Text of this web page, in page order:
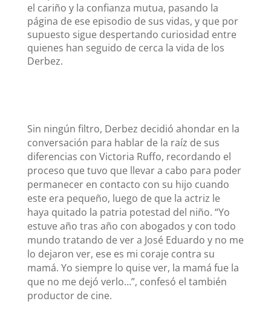
el cariño y la confianza mutua, pasando la
página de ese episodio de sus vidas, y que por
supuesto sigue despertando curiosidad entre
quienes han seguido de cerca la vida de los
Derbez.
Sin ningún filtro, Derbez decidió ahondar en la
conversación para hablar de la raíz de sus
diferencias con Victoria Ruffo, recordando el
proceso que tuvo que llevar a cabo para poder
permanecer en contacto con su hijo cuando
este era pequeño, luego de que la actriz le
haya quitado la patria potestad del niño. “Yo
estuve año tras año con abogados y con todo
mundo tratando de ver a José Eduardo y no me
lo dejaron ver, ese es mi coraje contra su
mamá. Yo siempre lo quise ver, la mamá fue la
que no me dejó verlo…”, confesó el también
productor de cine.